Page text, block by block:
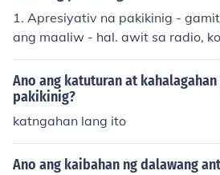
1. Apresiyativ na pakikinig -
ang maaliw - hal. awit sa radio,
na diskriminatori - kritikal na
ara sa organisasyon at analisis
inggan - inuunawa at inaalala ng
impormasyon kanyang
kikinig - selektiv na pakikinig -
umubuo ng mga konsepto at
Ano ang katuturan at
pakikinig?
katngahan lang ito
Ano ang kaibahan ng dalawang